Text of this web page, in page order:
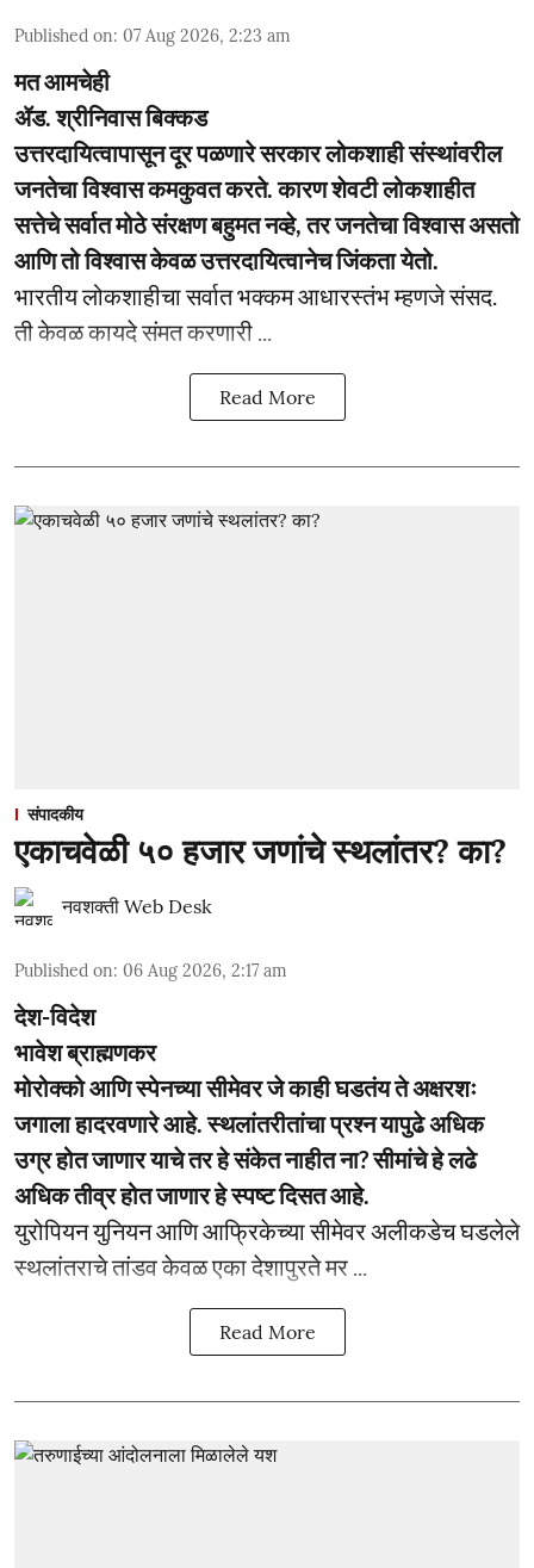
Published on: 07 Aug 2026, 2:23 am
मत आमचेही
ॲड. श्रीनिवास बिक्कड
उत्तरदायित्वापासून दूर पळणारे सरकार लोकशाही संस्थांवरील
जनतेचा विश्वास कमकुवत करते. कारण शेवटी लोकशाहीत
सत्तेचे सर्वात मोठे संरक्षण बहुमत नव्हे, तर जनतेचा विश्वास असतो
आणि तो विश्वास केवळ उत्तरदायित्वानेच जिंकता येतो.
भारतीय लोकशाहीचा सर्वात भक्कम आधारस्तंभ म्हणजे संसद.
ती केवळ कायदे संमत करणारी ...
Read More
संपादकीय
एकाचवेळी ५० हजार जणांचे स्थलांतर? का?
नवशक्ती Web Desk
Published on: 06 Aug 2026, 2:17 am
देश-विदेश
भावेश ब्राह्मणकर
मोरोक्को आणि स्पेनच्या सीमेवर जे काही घडतंय ते अक्षरशः
जगाला हादरवणारे आहे. स्थलांतरीतांचा प्रश्न यापुढे अधिक
उग्र होत जाणार याचे तर हे संकेत नाहीत ना? सीमांचे हे लढे
अधिक तीव्र होत जाणार हे स्पष्ट दिसत आहे.
युरोपियन युनियन आणि आफ्रिकेच्या सीमेवर अलीकडेच घडलेले
स्थलांतराचे तांडव केवळ एका देशापुरते मर ...
Read More